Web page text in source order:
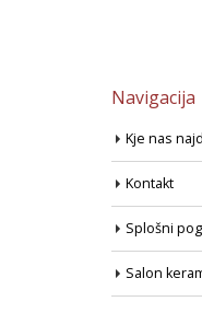
Navigacija
Kje nas
Kontakt
Splošni
Salon